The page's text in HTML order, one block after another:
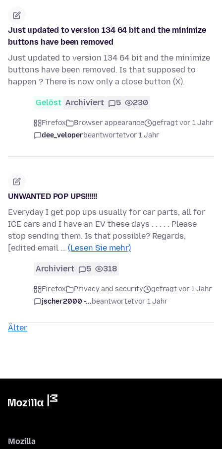
Just updated to version 134 64 bit and the minimize
buttons have been removed
Just updated to version 134 64 bit and the minimize
buttons have been removed. Is that supposed to
happen ? There is now only a close button (X).
Gelöst Archiviert 5 230
Firefox Browser appearance
gefragt vor 1 Jahr
dee_veloperbeantwortetvor 1 Jahr
UNWANTED POP UPS!!!!!!
Everyday I get pop ups usually for car parts, all for
ICE cars and I have an EV these days . . . . . Please
stop sending them. Is that possible? Regards,
[edited email … (Lesen Sie mehr)
Archiviert 5 318
Firefox Privacy and security
gefragt vor 1 Jahr
jscher2000 -...beantwortetvor 1 Jahr
Älter
Mozilla